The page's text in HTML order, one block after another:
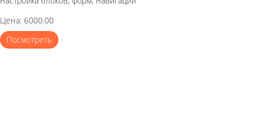
Цена: 6000.00
Посмотреть